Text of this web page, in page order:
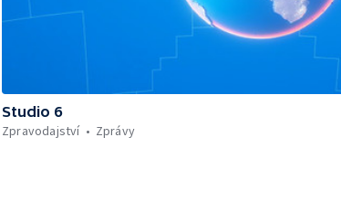
Studio 6
Zpravodajství
Zprávy